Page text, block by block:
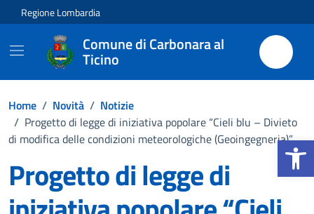
Vai ai contenuti
Vai al footer
Regione Lombardia
Comune di Carbonara al
Ticino
Home / Novità / Notizie
/ Progetto di legge di iniziativa popolare “Cieli blu – Divieto
di modifica delle condizioni meteorologiche (Geoingegneria)”
Progetto di legge di
Apri la